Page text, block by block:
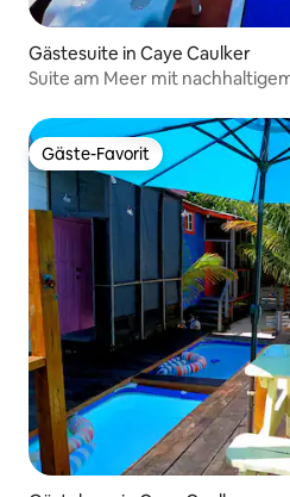
Gästesuite in Caye Caulker
Suite am Meer mit
Gäste-Favorit
Gäste-Favorit